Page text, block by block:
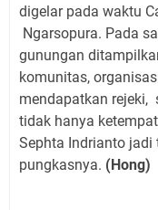
digelar pada waktu
Ngarsopura. Pada
gunungan
komunitas,
mendapatkan rejeki,
tidak hanya
Sephta Indrianto jadi
pungkasnya. (Hong)